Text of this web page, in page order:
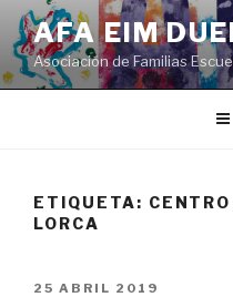
Saltar
contenido
AFA EIM
Asociación de Familias
ETIQUETA:
LORCA
PUBLICADO
25 ABRIL 2019